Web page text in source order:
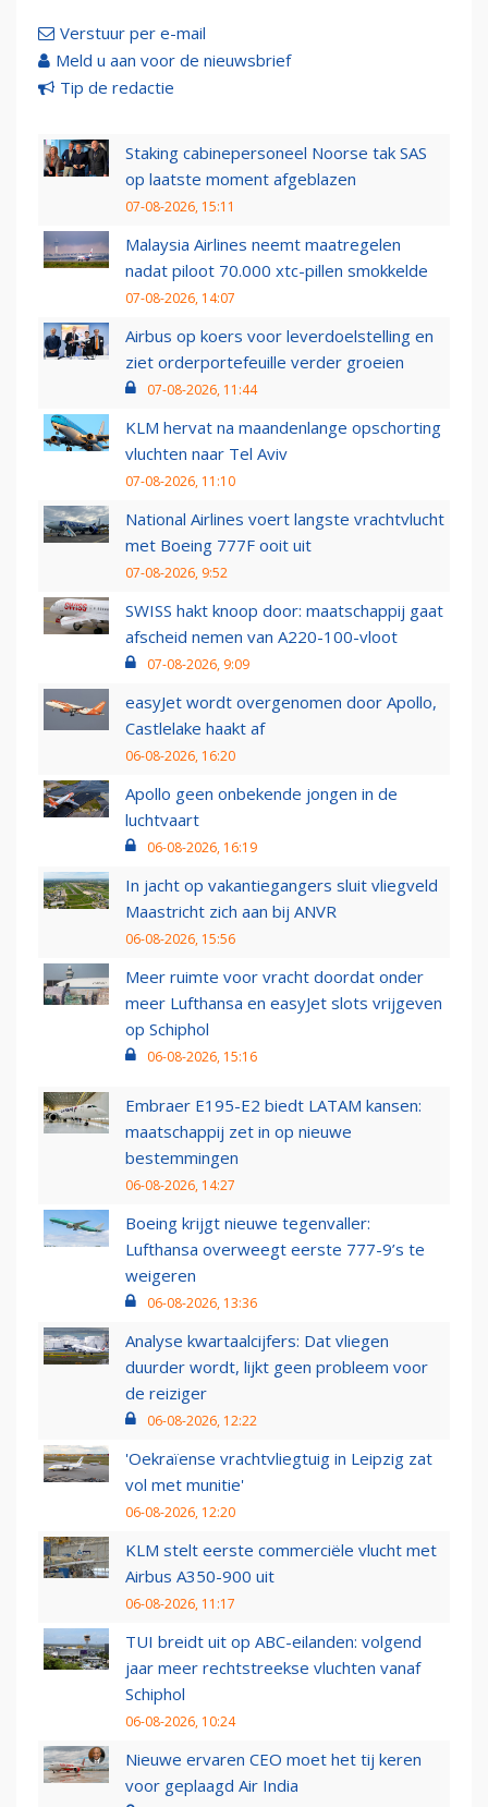
Verstuur per e-mail
Meld u aan voor de nieuwsbrief
Tip de redactie
Staking cabinepersoneel Noorse tak SAS
op laatste moment afgeblazen
07-08-2026, 15:11
Malaysia Airlines neemt maatregelen
nadat piloot 70.000 xtc-pillen smokkelde
07-08-2026, 14:07
Airbus op koers voor leverdoelstelling en
ziet orderportefeuille verder groeien
07-08-2026, 11:44
KLM hervat na maandenlange opschorting
vluchten naar Tel Aviv
07-08-2026, 11:10
National Airlines voert langste vrachtvlucht
met Boeing 777F ooit uit
07-08-2026, 9:52
SWISS hakt knoop door: maatschappij gaat
afscheid nemen van A220-100-vloot
07-08-2026, 9:09
easyJet wordt overgenomen door Apollo,
Castlelake haakt af
06-08-2026, 16:20
Apollo geen onbekende jongen in de
luchtvaart
06-08-2026, 16:19
In jacht op vakantiegangers sluit vliegveld
Maastricht zich aan bij ANVR
06-08-2026, 15:56
Meer ruimte voor vracht doordat onder
meer Lufthansa en easyJet slots vrijgeven
op Schiphol
06-08-2026, 15:16
Embraer E195-E2 biedt LATAM kansen:
maatschappij zet in op nieuwe
bestemmingen
06-08-2026, 14:27
Boeing krijgt nieuwe tegenvaller:
Lufthansa overweegt eerste 777-9’s te
weigeren
06-08-2026, 13:36
Analyse kwartaalcijfers: Dat vliegen
duurder wordt, lijkt geen probleem voor
de reiziger
06-08-2026, 12:22
'Oekraïense vrachtvliegtuig in Leipzig zat
vol met munitie'
06-08-2026, 12:20
KLM stelt eerste commerciële vlucht met
Airbus A350-900 uit
06-08-2026, 11:17
TUI breidt uit op ABC-eilanden: volgend
jaar meer rechtstreekse vluchten vanaf
Schiphol
06-08-2026, 10:24
Nieuwe ervaren CEO moet het tij keren
voor geplaagd Air India